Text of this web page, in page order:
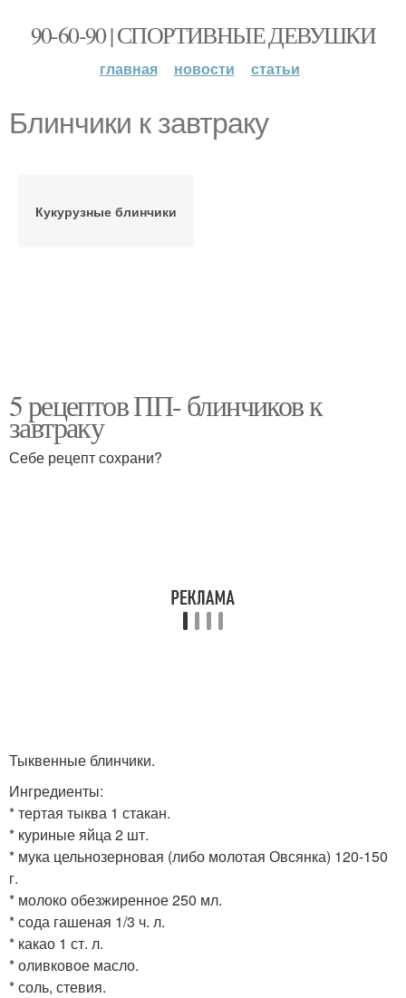
90-60-90 | СПОРТИВНЫЕ ДЕВУШКИ
главная новости статьи
Блинчики к завтраку
Кукурузные блинчики
5 рецептов ПП- блинчиков к
завтраку
Себе рецепт сохрани?
Тыквенные блинчики.
Ингредиенты:
* тертая тыква 1 стакан.
* куриные яйца 2 шт.
* мука цельнозерновая (либо молотая Овсянка) 120-150
г.
* молоко обезжиренное 250 мл.
* сода гашеная 1/3 ч. л.
* какао 1 ст. л.
* оливковое масло.
* соль, стевия.